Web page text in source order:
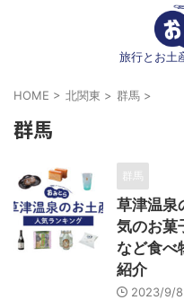
旅行とお土
HOME > 北関東 > 群馬 >
群馬
群馬
草津温泉
気のお菓
など食べ
紹介
2023/9/8